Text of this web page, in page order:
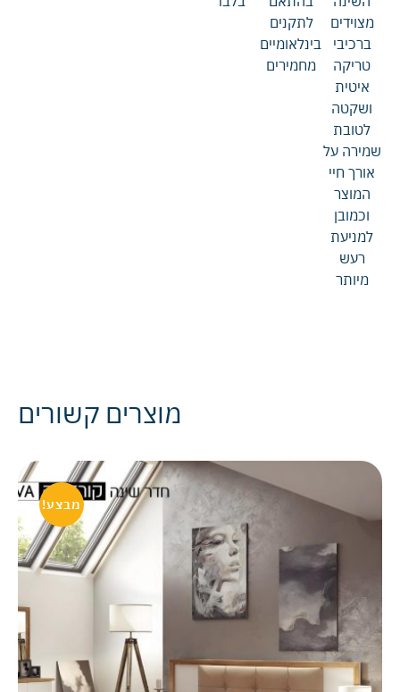
מצוידים
ברכיבי
טריקה
איטית
ושקטה
לטובת
שמירה על
אורך חיי
המוצר
וכמובן
למניעת
רעש
מיותר
לתקנים
בינלאומיים
מחמירים
מוצרים קשורים
מבצע!